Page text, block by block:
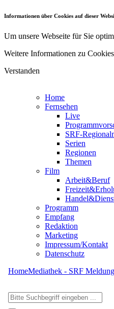
Informationen über Cookies auf dieser
Um unsere Webseite für Sie
Weitere Informationen zu
Verstanden
Home
Fernsehen
Live
SRF-
Serien
Regionen
Themen
Film
Arbeit&Beruf
Programm
Empfang
Redaktion
Marketing
Impressum/Kontakt
Datenschutz
HomeMediathek - SRF